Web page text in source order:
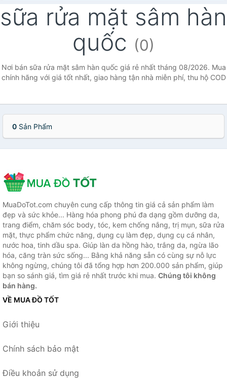
Face Shop
Face Shop
Face
nước lâu
trôi Quick
Shop
sữa rửa mặt sâm hàn
quốc (0)
Nơi bán sữa rửa mặt sâm hàn quốc giá rẻ nhất tháng 08/2026. Mua
chính hãng với giá tốt nhất, giao hàng tận nhà miễn phí, thu hộ COD
0 Sản Phẩm
MuaDoTot.com chuyên cung cấp thông tin giá cả sản phẩm làm
đẹp và sức khỏe... Hàng hóa phong phú đa dạng gồm dưỡng da,
trang điểm, chăm sóc body, tóc, kem chống nắng, trị mụn, sữa rửa
mặt, thực phẩm chức năng, dụng cụ làm đẹp, dụng cụ cá nhân,
nước hoa, tinh dầu spa. Giúp làn da hồng hào, trắng da, ngừa lão
hóa, căng tràn sức sống... Bằng khả năng sẵn có cùng sự nỗ lực
không ngừng, chúng tôi đã tổng hợp hơn 200.000 sản phẩm, giúp
bạn so sánh giá, tìm giá rẻ nhất trước khi mua. Chúng tôi không
bán hàng.
VỀ MUA ĐỒ TỐT
Giới thiệu
Chính sách bảo mật
Điều khoản sử dụng